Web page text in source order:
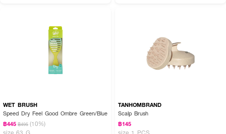
WET BRUSH
Speed Dry Feel Good Ombre Green/Blue
฿445 ฿495 (10%)
size 63 G
TANHOMBRAND
Scalp Brush
฿145
size 1 PCS